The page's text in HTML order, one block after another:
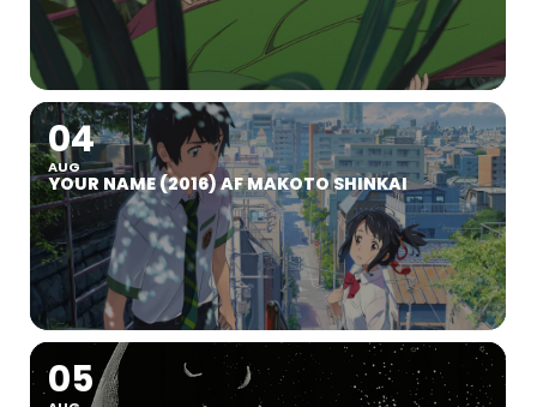
04
AUG
YOUR NAME (2016) AF MAKOTO SHINKAI
05